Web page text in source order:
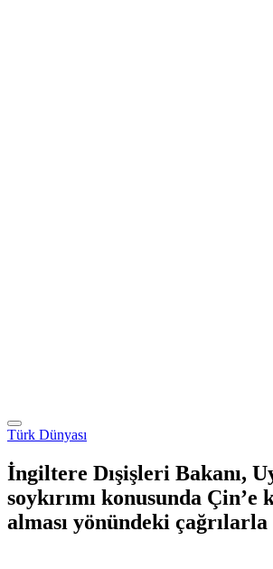
Türk Dünyası
İngiltere Dışişleri Bakanı,
soykırımı konusunda Çin’e
alması yönündeki çağrılarla